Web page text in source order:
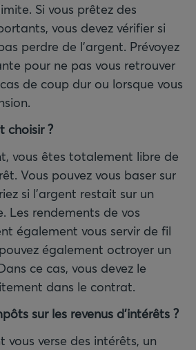
Si vous prêtez des
vous devez vérifier si
perdre de l’argent. Prévoyez
pour ne pas vous retrouver
de coup dur ou lorsque vous
choisir ?
vous êtes totalement libre de
Vous pouvez vous baser sur
si l’argent restait sur un
Les rendements de vos
également vous servir de fil
également octroyer un
ce cas, vous devez le
dans le contrat.
sur les revenus d’intérêts ?
vous verse des intérêts, un